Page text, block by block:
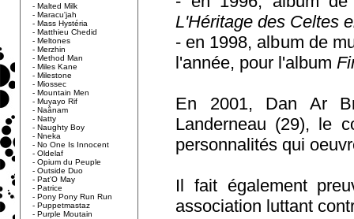
- Malted Milk
- Maracu'jah
- Mass Hystéria
- Matthieu Chedid
- Meltones
- Merzhin
- Method Man
- Miles Kane
- Milestone
- Miossec
- Mountain Men
- Muyayo Rif
- Naânam
- Natty
- Naughty Boy
- Nneka
- No One Is Innocent
- Oldelaf
- Opium du Peuple
- Outside Duo
- Pat'O May
- Patrice
- Pony Pony Run Run
- Puppetmastaz
- Purple Moutain
L'Héritage des Celtes
- en 1998, album de
l'année, pour l'album
En 2001, Dan Ar
Landerneau (29), le
personnalités qui
Il fait également
association luttant